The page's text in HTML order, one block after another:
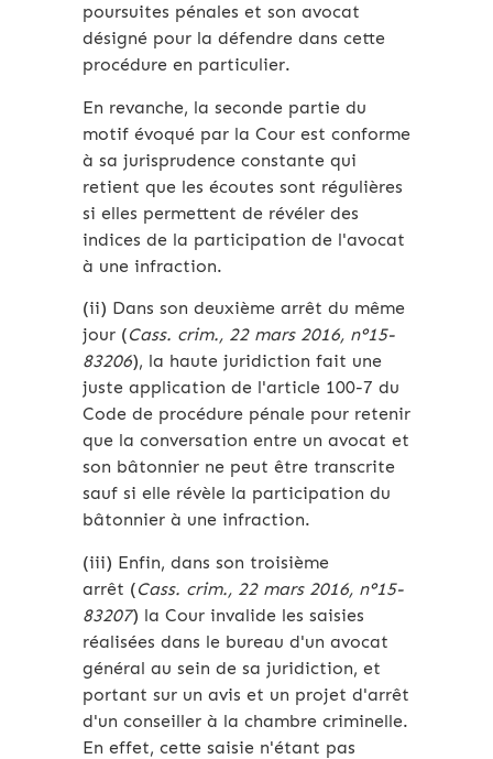
poursuites pénales et son avocat
désigné pour la défendre dans cette
procédure en particulier.
En revanche, la seconde partie du
motif évoqué par la Cour est conforme
à sa jurisprudence constante qui
retient que les écoutes sont régulières
si elles permettent de révéler des
indices de la participation de l'avocat
à une infraction.
(ii) Dans son deuxième arrêt du même
jour (Cass. crim., 22 mars 2016, n°15-
83206), la haute juridiction fait une
juste application de l'article 100-7 du
Code de procédure pénale pour retenir
que la conversation entre un avocat et
son bâtonnier ne peut être transcrite
sauf si elle révèle la participation du
bâtonnier à une infraction.
(iii) Enfin, dans son troisième
arrêt (Cass. crim., 22 mars 2016, n°15-
83207) la Cour invalide les saisies
réalisées dans le bureau d'un avocat
général au sein de sa juridiction, et
portant sur un avis et un projet d'arrêt
d'un conseiller à la chambre criminelle.
En effet, cette saisie n'étant pas